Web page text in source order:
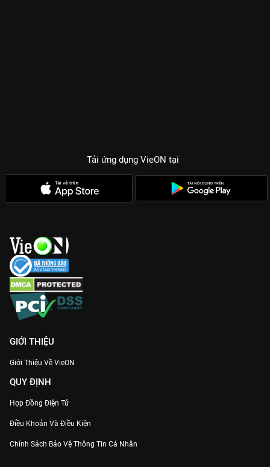
Tải ứng dụng VieON tại
GIỚI THIỆU
Giới Thiệu Về VieON
QUY ĐỊNH
Hợp Đồng Điện Tử
Điều Khoản Và Điều Kiện
Chính Sách Bảo Vệ Thông Tin Cá Nhân